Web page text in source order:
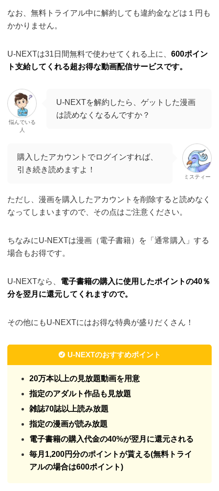
なお、無料トライアル中に解約しても違約金などは１円も
かかりません。
U-NEXTは31日間無料で使わせてくれる上に、 600ポイン
ト支給してくれる超お得な動画配信サービスです。
悩んでいる
人
U-NEXTを解約したら、ゲットした漫画
は読めなくなるんですか？
購入したアカウントでログインすれば、
引き続き読めますよ！
ミスティー
ただし、漫画を購入したアカウントを削除すると読めなく
なってしまいますので、その点はご注意ください。
ちなみにU-NEXTは漫画（電子書籍）を「通常購入」する
場合もお得です。
U-NEXTなら、 電子書籍の購入に使用したポイントの40％
分を翌月に還元してくれますので。
その他にもU-NEXTにはお得な特典が盛りだくさん！
U-NEXTのおすすめポイント
20万本以上の見放題動画を用意
指定のアダルト作品も見放題
雑誌70誌以上読み放題
指定の漫画が読み放題
電子書籍の購入代金の40%が翌月に還元される
毎月1,200円分のポイントが貰える(無料トライ
アルの場合は600ポイント)